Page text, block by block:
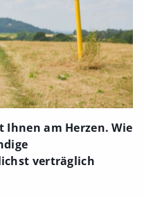
Ihnen am Herzen. Wie
verträglich